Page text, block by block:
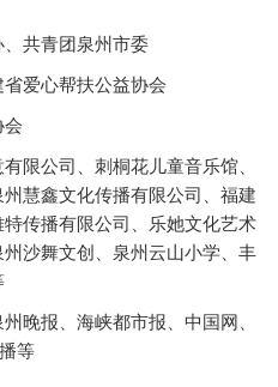
共青团泉州市委
爱心帮扶公益协会
会
限公司、刺桐花儿童音乐馆、
慧鑫文化传播有限公司、福建
传播有限公司、乐她文化艺术
沙舞文创、泉州云山小学、丰
晚报、海峡都市报、中国网、
等